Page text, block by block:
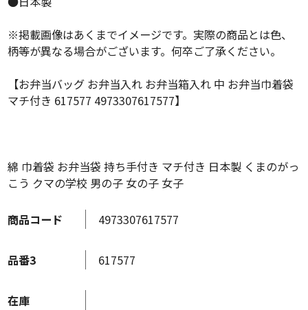
商品コード 4973307617577
品番3 617577
在庫
※掲載画像はあくまでイメージです。実際の商品とは色、
柄等が異なる場合がございます。何卒ご了承ください。
【お弁当バッグ お弁当入れ お弁当箱入れ 中 お弁当巾着袋
マチ付き 617577 4973307617577】
綿 巾着袋 お弁当袋 持ち手付き マチ付き 日本製 くまのがっ
こう クマの学校 男の子 女の子 女子